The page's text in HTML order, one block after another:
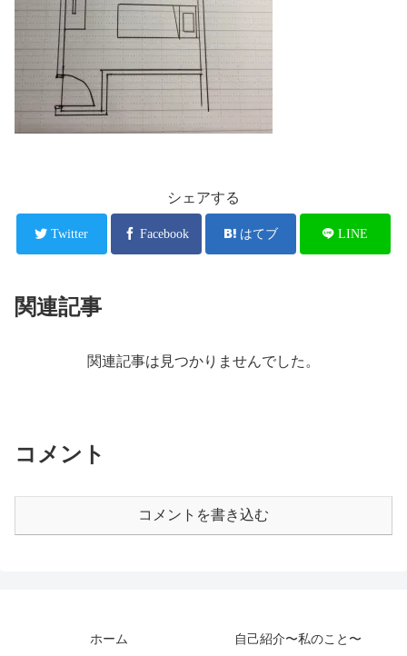
シェアする
Twitter Facebook はてブ LINE
関連記事
関連記事は見つかりませんでした。
コメント
コメントを書き込む
ホーム 自己紹介〜私のこと〜